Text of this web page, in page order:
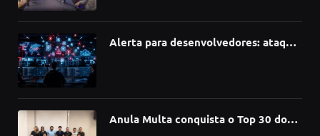
Alerta para desenvolvedores: ataque
Anula Multa conquista o Top 30 do